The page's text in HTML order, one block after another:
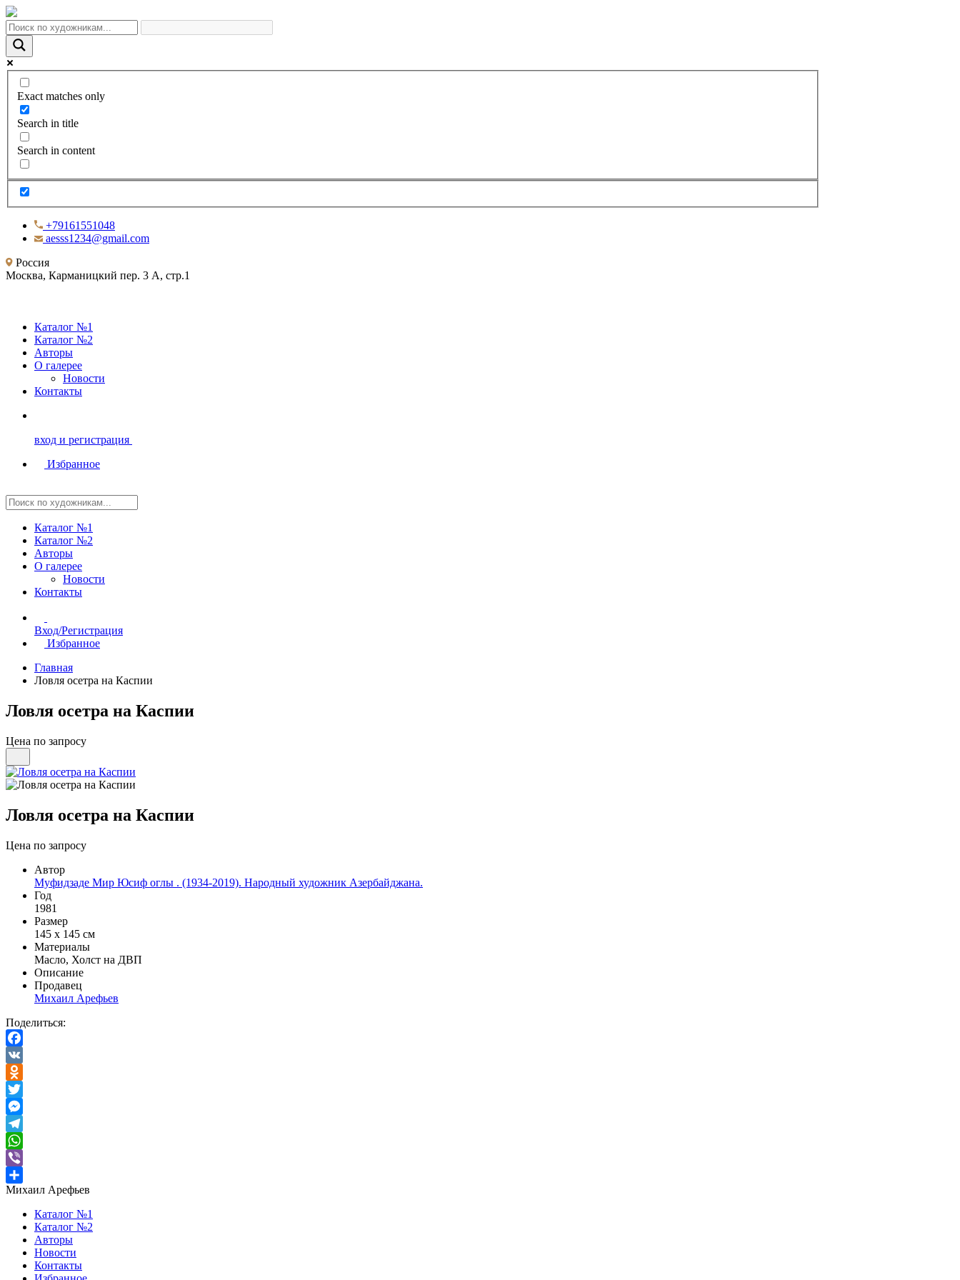
Exact matches only
Search in title
Search in content
+79161551048
aesss1234@gmail.com
Россия
Москва, Карманицкий пер. 3 А, стр.1
Каталог №1
Каталог №2
Авторы
О галерее
Новости
Контакты
вход и регистрация
Избранное
Каталог №1
Каталог №2
Авторы
О галерее
Новости
Контакты
Вход/Регистрация
Избранное
Главная
Ловля осетра на Каспии
Ловля осетра на Каспии
Цена по запросу
Ловля осетра на Каспии
Цена по запросу
Автор
Муфидзаде Мир Юсиф оглы . (1934-2019). Народный художник Азербайджана.
Год
1981
Размер
145 х 145 см
Материалы
Масло, Холст на ДВП
Описание
Продавец
Михаил Арефьев
Поделиться:
Facebook
VK
Odnoklassniki
Twitter
Messenger
Telegram
WhatsApp
Viber
Отправить
Михаил Арефьев
Каталог №1
Каталог №2
Авторы
Новости
Контакты